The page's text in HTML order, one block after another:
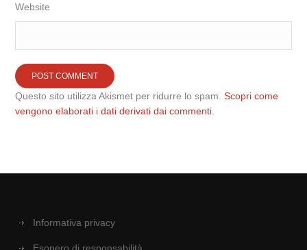
Website
Questo sito utilizza Akismet per ridurre lo spam.Scopri come
vengono elaborati i dati derivati dai commenti
Informativa privacy